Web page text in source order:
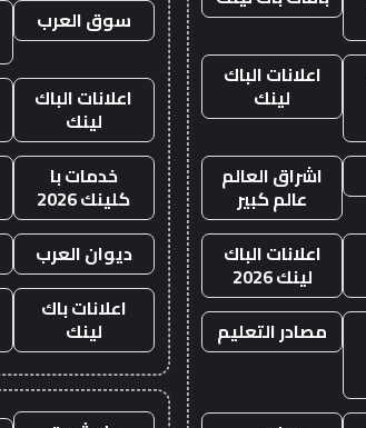
اعلانات الباك
لينك
اشراق العالم
عالم كبير
اعلانات الباك
لينك 2026
مصادر التعليم
سوق العرب
اعلانات الباك
لينك
خدمات با
كلينك 2026
ديوان العرب
اعلانات باك
لينك